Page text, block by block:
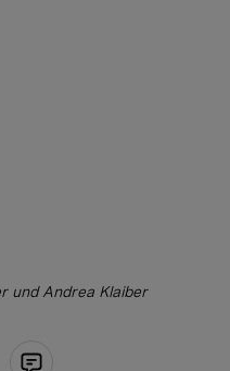
und Andrea Klaiber